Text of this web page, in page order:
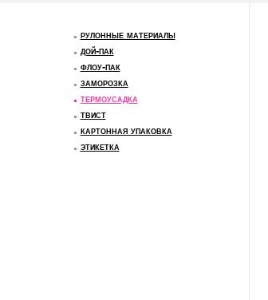
рулонные материалы
дой-пак
флоу-пак
заморозка
термоусадка
твист
картонная упаковка
этикетка